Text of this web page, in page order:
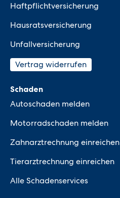
Haftpflichtversicherung
Hausratsversicherung
Unfallversicherung
Vertrag widerrufen
Schaden
Autoschaden melden
Motorradschaden melden
Zahnarztrechnung einreichen
Tierarztrechnung einreichen
Alle Schadenservices